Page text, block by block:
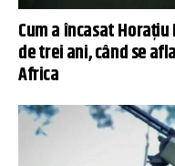
Cum a încasat
de trei ani, când se
Africa